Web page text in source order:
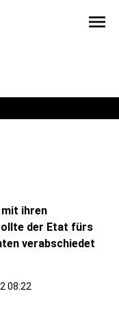
menu
ihren
der Etat fürs
verabschiedet
08:22